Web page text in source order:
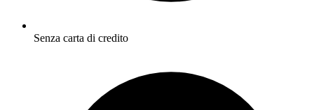
Senza carta di credito